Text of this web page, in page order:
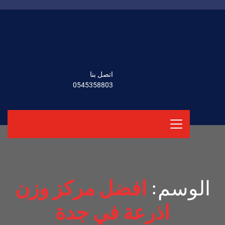
اتصل بنا
0545358803
الوسم: افضل مركز وزن
اذرعة في جدة